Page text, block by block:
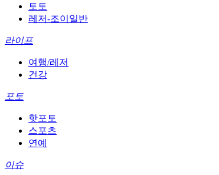
토토
레저-조이일반
라이프
여행/레저
건강
포토
핫포토
스포츠
연예
이슈